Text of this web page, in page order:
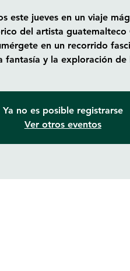
este jueves en un viaje
del artista guatemalteco
en un recorrido
fantasía y la exploración de
Ya no es posible registrarse
Ver otros eventos